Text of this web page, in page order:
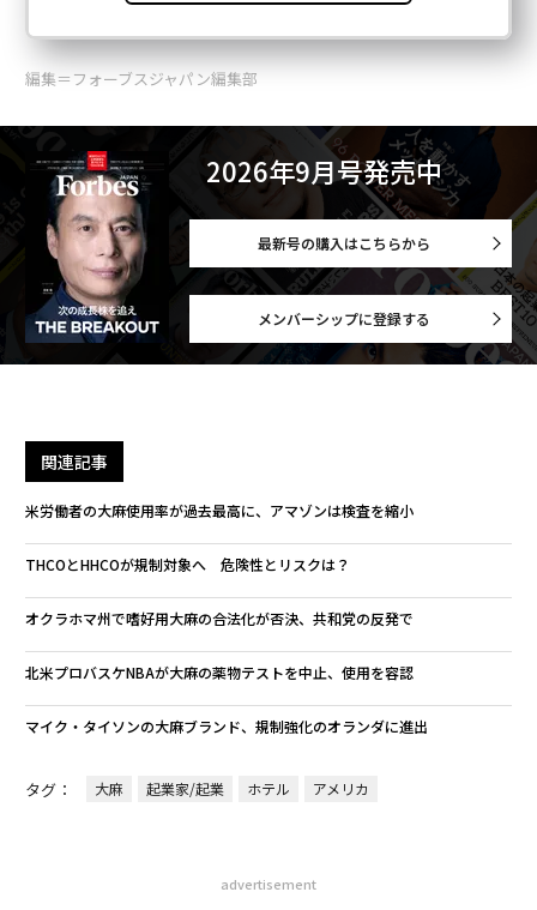
編集＝フォーブスジャパン編集部
2026年9月号発売中
最新号の購入はこちらから
メンバーシップに登録する
関連記事
米労働者の大麻使用率が過去最高に、アマゾンは検査を縮小
THCOとHHCOが規制対象へ 危険性とリスクは？
オクラホマ州で嗜好用大麻の合法化が否決、共和党の反発で
北米プロバスケNBAが大麻の薬物テストを中止、使用を容認
マイク・タイソンの大麻ブランド、規制強化のオランダに進出
タグ： 大麻 起業家/起業 ホテル アメリカ
advertisement